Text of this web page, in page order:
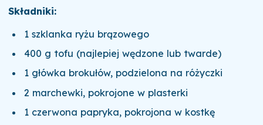
Składniki:
1 szklanka ryżu brązowego
400 g tofu (najlepiej wędzone lub twarde)
1 główka brokułów, podzielona na różyczki
2 marchewki, pokrojone w plasterki
1 czerwona papryka, pokrojona w kostkę